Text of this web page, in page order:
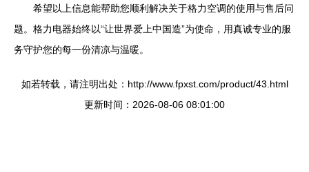
希望以上信息能帮助您顺利解决关于格力空调的使用与售后问
题。格力电器始终以“让世界爱上中国造”为使命，用真诚专业的服
务守护您的每一份清凉与温暖。
如若转载，请注明出处：http://www.fpxst.com/product/43.html
更新时间：2026-08-06 08:01:00